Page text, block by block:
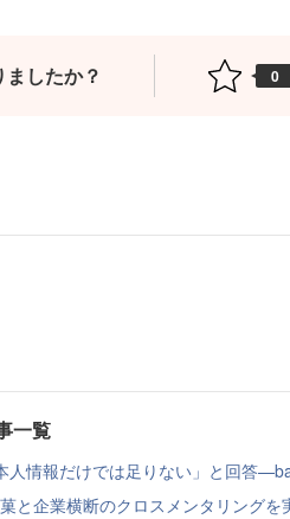
したか？ 0
一覧
人情報だけでは足りない」と回答
と企業横断のクロスメンタリング